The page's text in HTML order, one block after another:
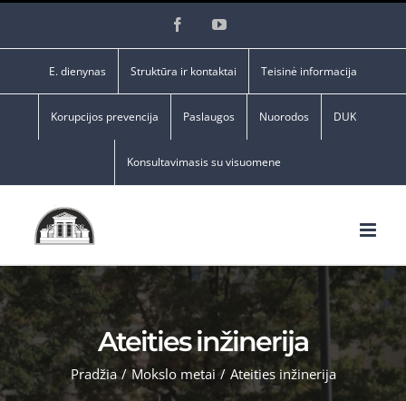
FacebookYouTube
E. dienynas Struktūra ir kontaktai Teisinė informacija
Korupcijos prevencija Paslaugos Nuorodos DUK
Konsultavimasis su visuomene
Ateities inžinerija
Pradžia / Mokslo metai / Ateities inžinerija